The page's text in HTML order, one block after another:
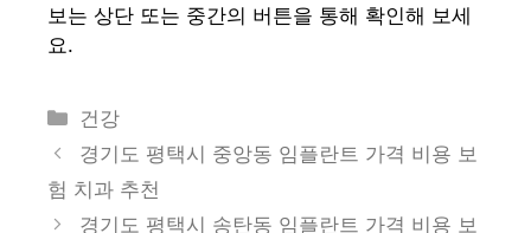
보는 상단 또는 중간의 버튼을 통해 확인해 보세
요.
카
테
리
건강
경기도 평택시 중앙동 임플란트 가격 비용 보
험 치과 추천
경기도 평택시 송탄동 임플란트 가격 비용 보